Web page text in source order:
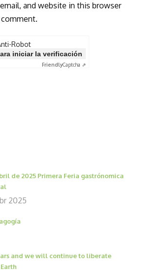
and website in this browser
Robot
iniciar la verificación
FriendlyCaptcha ⇗
de 2025 Primera Feria gastrónomica
2025
and we will continue to liberate